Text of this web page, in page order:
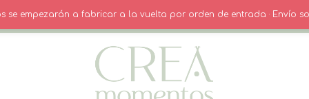
· INICIO SESIÓN / REGISTRO CARRITO
empezarán a fabricar a la vuelta por orden de entrada · Envío